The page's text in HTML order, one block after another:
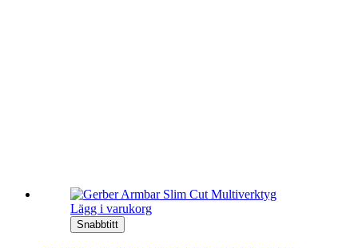
Lägg i varukorg
Snabbtitt